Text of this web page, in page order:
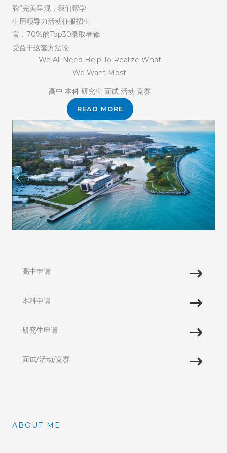
牌”完美呈现，我们帮学
生用领导力活动征服招生
官，70%的Top30录取者都
受益于这套方法论
We All Need Help To Realize What
We Want Most.
高中 本科 研究生 面试 活动 竞赛
READ MORE
高中申请
本科申请
研究生申请
面试/活动/竞赛
ABOUT ME